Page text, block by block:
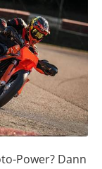
Power? Dann